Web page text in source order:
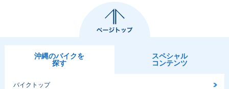
沖縄のバイクを
探す
スペシャル
コンテンツ
バイクトップ